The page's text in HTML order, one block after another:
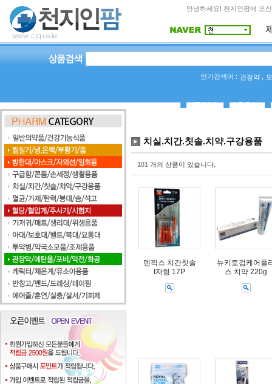
안녕하세요! 천지인팜에 오
인기검색어 : 관장약
상품Q&A 사용후기
치실.치간.칫솔.치약.구강용품
101 개의 상품이 있습니다.
덴픽스 치간칫솔
I자형 17P
뉴키토검케어플
스 치약 220g